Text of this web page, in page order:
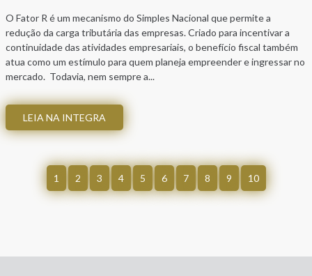
O Fator R é um mecanismo do Simples Nacional que permite a
redução da carga tributária das empresas. Criado para incentivar a
continuidade das atividades empresariais, o benefício fiscal também
atua como um estímulo para quem planeja empreender e ingressar no
mercado. Todavia, nem sempre a...
LEIA NA INTEGRA
1 2 3 4 5 6 7 8 9 10